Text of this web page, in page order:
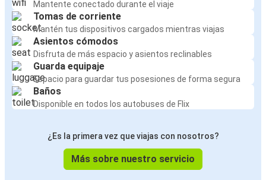
Mantente conectado durante el viaje
Tomas de corriente
Mantén tus dispositivos cargados mientras viajas
Asientos cómodos
Disfruta de más espacio y asientos reclinables
Guarda equipaje
Espacio para guardar tus posesiones de forma segura
Baños
Disponible en todos los autobuses de Flix
¿Es la primera vez que viajas con nosotros?
Más sobre nuestro servicio